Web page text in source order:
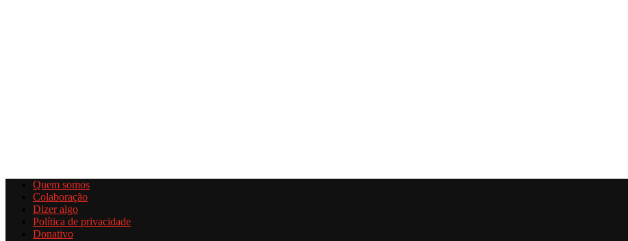
Quem somos
Colaboração
Dizer algo
Política de privacidade
Donativo